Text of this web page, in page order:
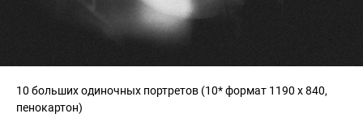
10 больших одиночных портретов (10* формат 1190 x 840,
пенокартон)